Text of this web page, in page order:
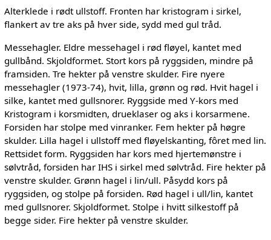
Alterklede i rødt ullstoff. Fronten har kristogram i sirkel,
flankert av tre aks på hver side, sydd med gul tråd.
Messehagler. Eldre messehagel i rød fløyel, kantet med
gullbånd. Skjoldformet. Stort kors på ryggsiden, mindre på
framsiden. Tre hekter på venstre skulder. Fire nyere
messehagler (1973-74), hvit, lilla, grønn og rød. Hvit hagel i
silke, kantet med gullsnorer. Ryggside med Y-kors med
Kristogram i korsmidten, drueklaser og aks i korsarmene.
Forsiden har stolpe med vinranker. Fem hekter på høgre
skulder. Lilla hagel i ullstoff med fløyelskanting, fôret med lin.
Rettsidet form. Ryggsiden har kors med hjertemønstre i
sølvtråd, forsiden har IHS i sirkel med sølvtråd. Fire hekter på
venstre skulder. Grønn hagel i lin/ull. Påsydd kors på
ryggsiden, og stolpe på forsiden. Rød hagel i ull/lin, kantet
med gullsnorer. Skjoldformet. Stolpe i hvitt silkestoff på
begge sider. Fire hekter på venstre skulder.